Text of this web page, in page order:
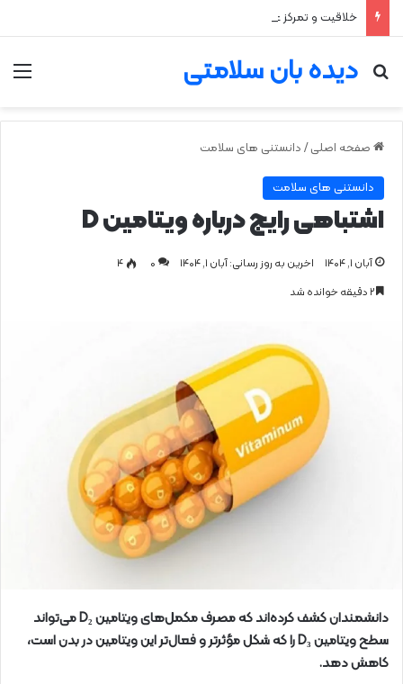
خلاقیت و تمرکز عمیق؛ مزیت پنهان اختلال نقص توجه و بیش‌فعالی
دیده بان سلامتی
جستجو برای
صفحه اصلی / دانستنی های سلامت
دانستنی های سلامت
اشتباهی رایج درباره‌ ویتامین D
آبان ۱, ۱۴۰۴ اخرین به روز رسانی: آبان ۱, ۱۴۰۴ 0
۴
دانشمندان کشف کرده‌اند که مصرف مکمل‌های ویتامین D₂ می‌تواند
سطح ویتامین D₃ را که شکل مؤثرتر و فعال‌تر این ویتامین در بدن است،
کاهش دهد.